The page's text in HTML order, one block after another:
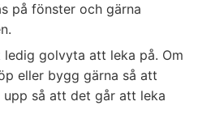
på fönster och gärna
golvyta att leka på. Om
eller bygg gärna så att
upp så att det går att leka